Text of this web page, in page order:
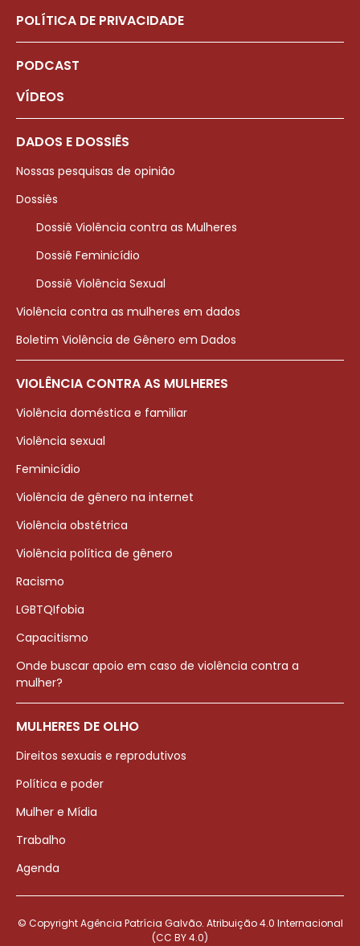
POLÍTICA DE PRIVACIDADE
PODCAST
VÍDEOS
DADOS E DOSSIÊS
Nossas pesquisas de opinião
Dossiês
Dossiê Violência contra as Mulheres
Dossiê Feminicídio
Dossiê Violência Sexual
Violência contra as mulheres em dados
Boletim Violência de Gênero em Dados
VIOLÊNCIA CONTRA AS MULHERES
Violência doméstica e familiar
Violência sexual
Feminicídio
Violência de gênero na internet
Violência obstétrica
Violência política de gênero
Racismo
LGBTQIfobia
Capacitismo
Onde buscar apoio em caso de violência contra a
mulher?
MULHERES DE OLHO
Direitos sexuais e reprodutivos
Política e poder
Mulher e Mídia
Trabalho
Agenda
© Copyright Agência Patrícia Galvão. Atribuição 4.0 Internacional
(CC BY 4.0)